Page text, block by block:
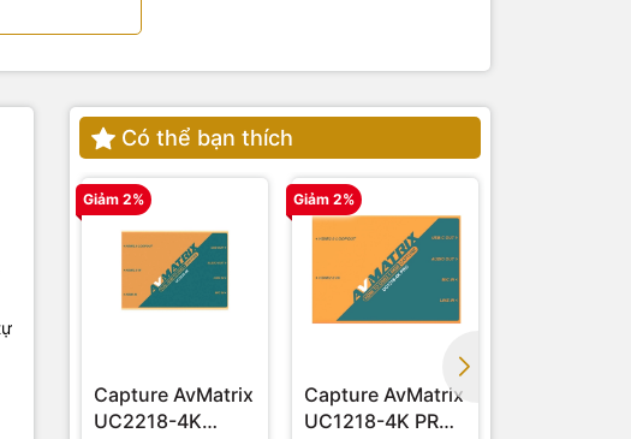
Có thể bạn thích
Giảm 2%
Capture AvMatrix
UC2218-4K
Giảm 2%
Capture AvMatrix
UC1218-4K PRO -